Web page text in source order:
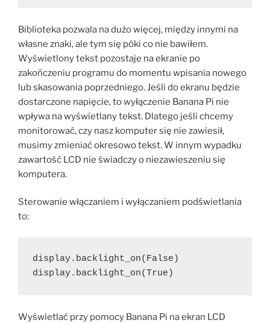
Biblioteka pozwala na dużo więcej, między innymi na
własne znaki, ale tym się póki co nie bawiłem.
Wyświetlony tekst pozostaje na ekranie po
zakończeniu programu do momentu wpisania nowego
lub skasowania poprzedniego. Jeśli do ekranu będzie
dostarczone napięcie, to wyłączenie Banana Pi nie
wpływa na wyświetlany tekst. Dlatego jeśli chcemy
monitorować, czy nasz komputer się nie zawiesił,
musimy zmieniać okresowo tekst. W innym wypadku
zawartość LCD nie świadczy o niezawieszeniu się
komputera.
Sterowanie włączaniem i wyłączaniem podświetlania
to:
display.backlight_on(False)
display.backlight_on(True)
Wyświetlać przy pomocy Banana Pi na ekran LCD